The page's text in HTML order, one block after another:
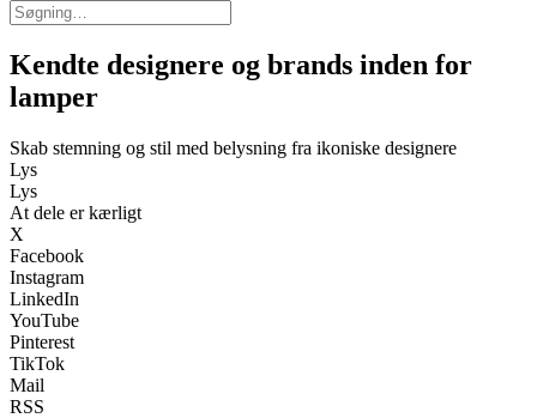
Kendte designere og brands inden for
lamper
Skab stemning og stil med belysning fra ikoniske designere
Lys
Lys
At dele er kærligt
X
Facebook
Instagram
LinkedIn
YouTube
Pinterest
TikTok
Mail
RSS